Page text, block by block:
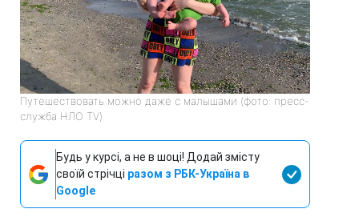
Путешествовать можно даже с малышами (фото: пресс-
служба НЛО TV)
Будь у курсі, а не в шоці! Додай змісту
своїй стрічці разом з РБК-Україна в
Google